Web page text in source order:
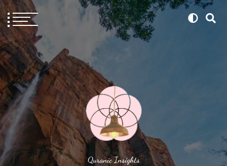
Quranic Insights